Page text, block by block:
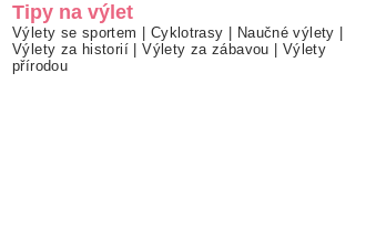
Tipy na výlet
Výlety se sportem Cyklotrasy Naučné výlety
Výlety za historií |Výlety za zábavou
Výlety
přírodou